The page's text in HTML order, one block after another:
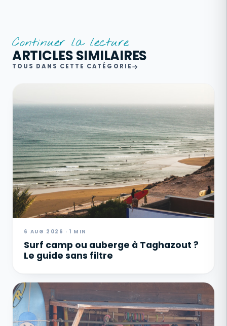
Continuer la lecture
ARTICLES SIMILAIRES
TOUS DANS CETTE CATÉGORIE
6 AUG 2026 · 1 MIN
Surf camp ou auberge à Taghazout ?
Le guide sans filtre